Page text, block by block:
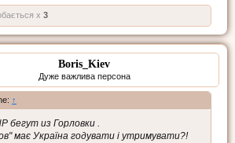
x 3
Boris_Kiev
Дуже важлива персона
↑
бегут из Горловки .
має Україна годувати і утримувати?!